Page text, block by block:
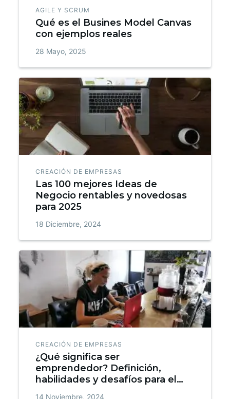
AGILE Y SCRUM
Qué es el Busines Model Canvas
con ejemplos reales
28 Mayo, 2025
CREACIÓN DE EMPRESAS
Las 100 mejores Ideas de
Negocio rentables y novedosas
para 2025
18 Diciembre, 2024
CREACIÓN DE EMPRESAS
¿Qué significa ser
emprendedor? Definición,
habilidades y desafíos para el
14 Noviembre, 2024